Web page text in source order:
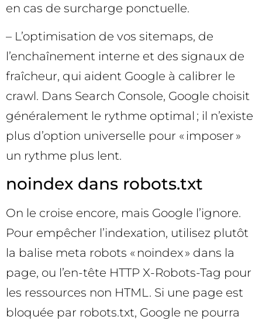
en cas de surcharge ponctuelle.
– L’optimisation de vos sitemaps, de
l’enchaînement interne et des signaux de
fraîcheur, qui aident Google à calibrer le
crawl. Dans Search Console, Google choisit
généralement le rythme optimal ; il n’existe
plus d’option universelle pour « imposer »
un rythme plus lent.
noindex dans robots.txt
On le croise encore, mais Google l’ignore.
Pour empêcher l’indexation, utilisez plutôt
la balise meta robots « noindex » dans la
page, ou l’en-tête HTTP X-Robots-Tag pour
les ressources non HTML. Si une page est
bloquée par robots.txt, Google ne pourra